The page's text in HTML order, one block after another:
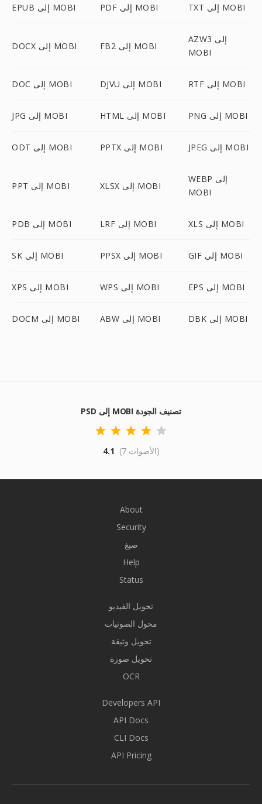
EPUB إلى MOBI PDF إلى MOBI TXT إلى MOBI
DOCX إلى MOBI FB2 إلى MOBI
AZW3 إلى
MOBI
DOC إلى MOBI DJVU إلى MOBI RTF إلى MOBI
JPG إلى MOBI HTML إلى MOBI PNG إلى MOBI
ODT إلى MOBI PPTX إلى MOBI JPEG إلى MOBI
PPT إلى MOBI XLSX إلى MOBI
WEBP إلى
MOBI
PDB إلى MOBI LRF إلى MOBI XLS إلى MOBI
SK إلى MOBI PPSX إلى MOBI GIF إلى MOBI
XPS إلى MOBI WPS إلى MOBI EPS إلى MOBI
DOCM إلى MOBI ABW إلى MOBI DBK إلى MOBI
PSD إلى MOBI تصنيف الجودة
4.1 (7 الأصوات)
About
Security
صيغ
Help
Status
تحويل الفيديو
محول الصوتيات
تحويل وثيقة
تحويل صورة
OCR
Developers API
API Docs
CLI Docs
API Pricing